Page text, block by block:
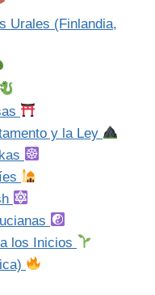
Urales (Finlandia,
y la Ley
los Inicios